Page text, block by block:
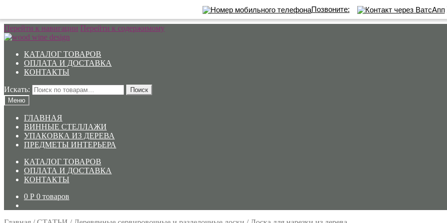
Позвоните:
Перейти к навигации Перейти к содержимому
КАТАЛОГ ТОВАРОВ
ОПЛАТА И ДОСТАВКА
КОНТАКТЫ
Искать:
Поиск
Меню
ГЛАВНАЯ
ВИННЫЕ СТЕЛЛАЖИ
УПАКОВКА ИЗ ДЕРЕВА
ПРЕДМЕТЫ ИНТЕРЬЕРА
КАТАЛОГ ТОВАРОВ
ОПЛАТА И ДОСТАВКА
КОНТАКТЫ
0 Р 0 товаров